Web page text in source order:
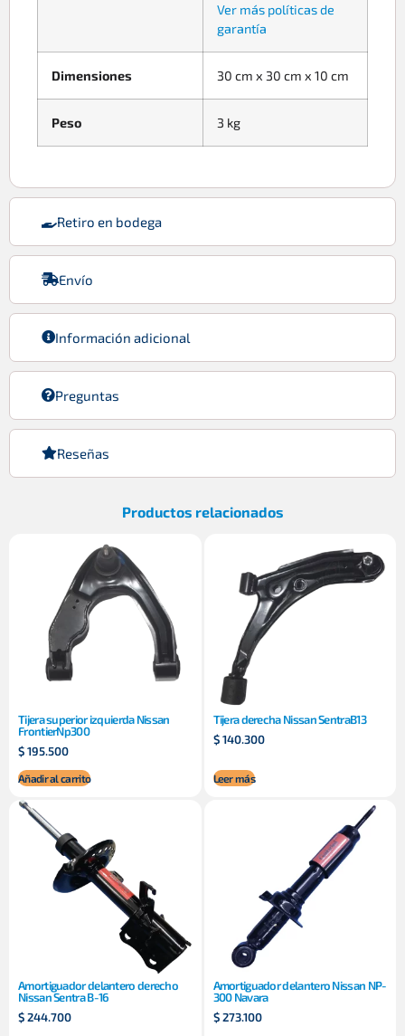
Retiro en bodega
Envío
Información adicional
Preguntas
Reseñas
Ver más políticas de
garantía
Dimensiones 30 cm x 30 cm x 10 cm
Peso 3 kg
Productos relacionados
Tijera superior izquierda Nissan
FrontierNp300
$195.500
Añadir al carrito
Tijera derecha Nissan SentraB13
$140.300
Leer más
Amortiguador delantero derecho
Nissan Sentra B-16
$244.700
Amortiguador delantero Nissan NP-
300 Navara
$273.100